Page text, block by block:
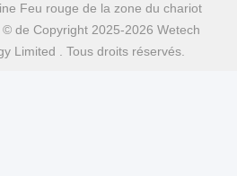
Feu rouge de la zone du chariot
de Copyright 2025-2026 Wetech
Limited . Tous droits réservés.